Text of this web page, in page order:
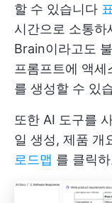
할 수 있습니다
시간으로 소통하
Brain이라고도
프롬프트에 액세
를 생성할 수 있
또한 AI 도구를
일 생성, 제품 개
로드맵 를 클릭